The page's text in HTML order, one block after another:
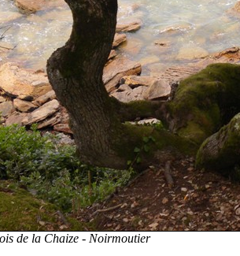
de la Chaize - Noirmoutier